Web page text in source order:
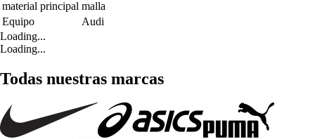
material principal malla
Equipo
Audi
Loading...
Loading...
Todas nuestras marcas